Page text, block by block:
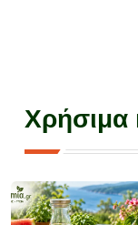
Χρήσιμα